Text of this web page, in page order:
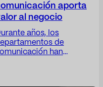
aporta
al negocio
años, los
de
han